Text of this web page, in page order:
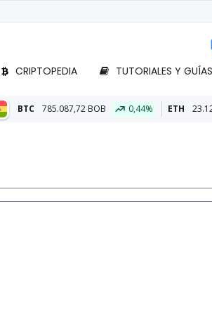
CRIPTOPEDIA TUTORIALES Y GUÍAS
0,44% ETH 23.125,43 BOB 0,61%